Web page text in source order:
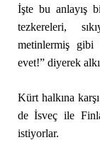
İşte bu anlayış
tezkereleri,
metinlermiş gibi
evet!” diyerek
Kürt halkına
de İsveç ile
istiyorlar.